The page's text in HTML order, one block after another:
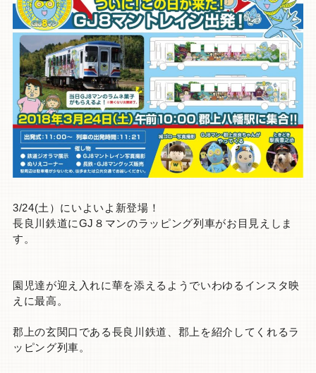
3/24(土）にいよいよ新登場！
長良川鉄道にGJ８マンのラッピング列車がお目見えしま
す。
園児達が迎え入れに華を添えるようでいわゆるインスタ映
えに最高。
郡上の玄関口である長良川鉄道、郡上を紹介してくれるラ
ッピング列車。